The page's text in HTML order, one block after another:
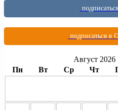
подписаться в
Август 2026
Пн
Вт Ср Чт